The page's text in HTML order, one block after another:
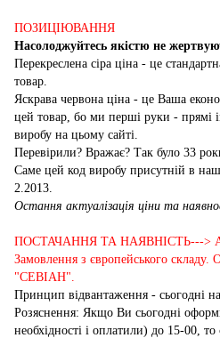
ПОЗИЦІЮВАННЯ
Насолоджуйтесь якістю не
Перекреслена сіра ціна - це
товар.
Яскрава червона ціна - це Ваша
цей товар, бо ми перші руки - прямі
виробу на цьому сайті.
Перевірили? Вражає? Так було 33
Саме цей код виробу присутній в
2.2013.
Остання актуалізація ціни та
ПОСТАЧАННЯ ТА НАЯВНІСТЬ--->
Замовлення з європейського
"СЕВІАН".
Принцип відвантаження - сьогодні на
Розяснення: Якщо Ви сьогодні
необхідності і оплатили) до 15-00, то